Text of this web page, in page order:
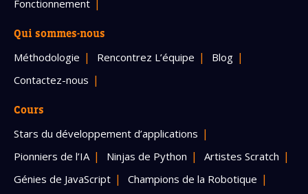
Fonctionnement
Qui sommes-nous
Méthodologie Rencontrez L’équipe
Blog
Contactez-nous
Cours
Stars du développement d’applications
Pionniers de l’IA
Ninjas de Python
Artistes Scratch
Génies de JavaScript
Champions de la Robotique